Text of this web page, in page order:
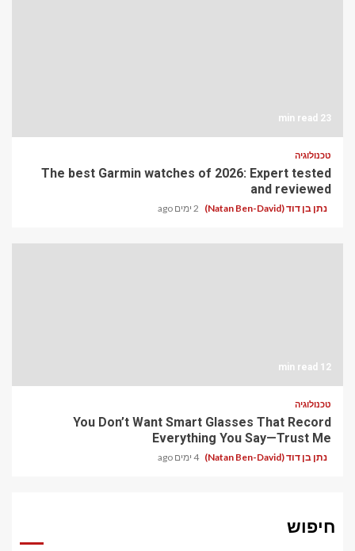
23 min read
טכנולוגיה
The best Garmin watches of 2026: Expert tested
and reviewed
נתן בן דוד (Natan Ben-David) 2 ימים ago
12 min read
טכנולוגיה
You Don’t Want Smart Glasses That Record
Everything You Say—Trust Me
נתן בן דוד (Natan Ben-David) 4 ימים ago
חיפוש